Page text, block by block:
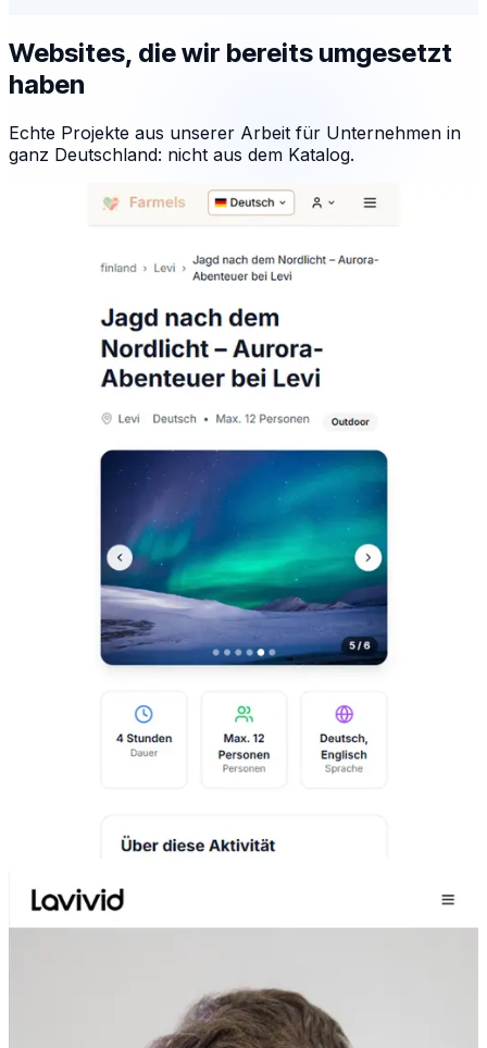
Websites, die wir bereits umgesetzt
haben
Echte Projekte aus unserer Arbeit für Unternehmen in
ganz Deutschland: nicht aus dem Katalog.